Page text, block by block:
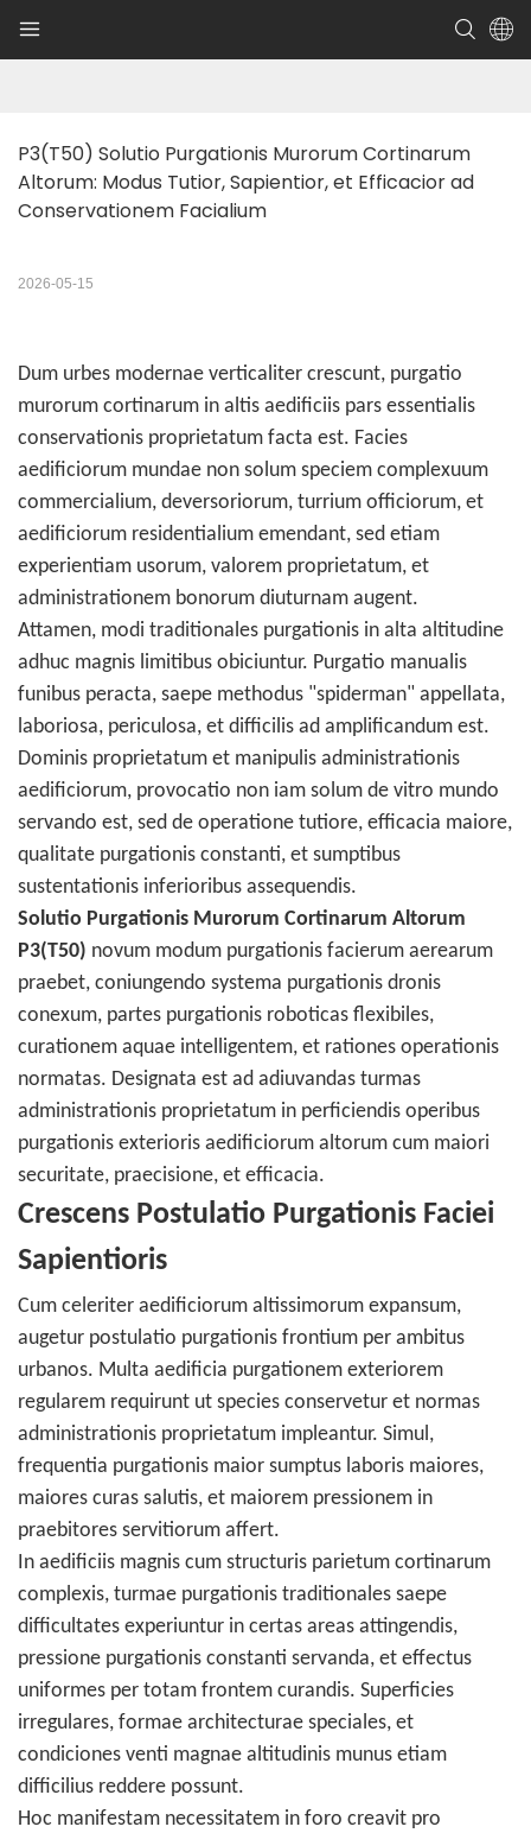
P3(T50) Solutio Purgationis Murorum Cortinarum
Altorum: Modus Tutior, Sapientior, et Efficacior ad
Conservationem Facialium
2026-05-15
Dum urbes modernae verticaliter crescunt, purgatio
murorum cortinarum in altis aedificiis pars essentialis
conservationis proprietatum facta est. Facies
aedificiorum mundae non solum speciem complexuum
commercialium, deversoriorum, turrium officiorum, et
aedificiorum residentialium emendant, sed etiam
experientiam usorum, valorem proprietatum, et
administrationem bonorum diuturnam augent.
Attamen, modi traditionales purgationis in alta altitudine
adhuc magnis limitibus obiciuntur. Purgatio manualis
funibus peracta, saepe methodus "spiderman" appellata,
laboriosa, periculosa, et difficilis ad amplificandum est.
Dominis proprietatum et manipulis administrationis
aedificiorum, provocatio non iam solum de vitro mundo
servando est, sed de operatione tutiore, efficacia maiore,
qualitate purgationis constanti, et sumptibus
sustentationis inferioribus assequendis.
Solutio Purgationis Murorum Cortinarum Altorum
P3(T50) novum modum purgationis facierum aerearum
praebet, coniungendo systema purgationis dronis
conexum, partes purgationis roboticas flexibiles,
curationem aquae intelligentem, et rationes operationis
normatas. Designata est ad adiuvandas turmas
administrationis proprietatum in perficiendis operibus
purgationis exterioris aedificiorum altorum cum maiori
securitate, praecisione, et efficacia.
Crescens Postulatio Purgationis Faciei
Sapientioris
Cum celeriter aedificiorum altissimorum expansum,
augetur postulatio purgationis frontium per ambitus
urbanos. Multa aedificia purgationem exteriorem
regularem requirunt ut species conservetur et normas
administrationis proprietatum impleantur. Simul,
frequentia purgationis maior sumptus laboris maiores,
maiores curas salutis, et maiorem pressionem in
praebitores servitiorum affert.
In aedificiis magnis cum structuris parietum cortinarum
complexis, turmae purgationis traditionales saepe
difficultates experiuntur in certas areas attingendis,
pressione purgationis constanti servanda, et effectus
uniformes per totam frontem curandis. Superficies
irregulares, formae architecturae speciales, et
condiciones venti magnae altitudinis munus etiam
difficilius reddere possunt.
Hoc manifestam necessitatem in foro creavit pro